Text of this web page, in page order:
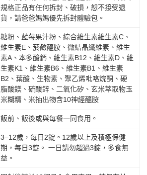
規格正品有任何拆封、破損，恕不接受退
貨，請爸爸媽媽優先拆封體驗包。
糖粉、藍莓果汁粉、綜合維生素維生素C、
維生素E、菸鹼醯胺、微結晶纖維素、維生
素A、本多酸鈣、維生素B12、維生素D、維
生素K1、維生素B6、維生素B1、維生素
B2、葉酸、生物素、聚乙烯吡咯烷酮、硬
脂酸鎂、硫酸鋅、二氧化矽、玄米萃取物玉
米糊精、米抽出物含10神經醯胺
飯前、飯後或與每餐一同食用。
3–12歲，每日2錠。12歲以上及積極保健
期，每日3錠。 一日請勿超過3錠，多食無
益。